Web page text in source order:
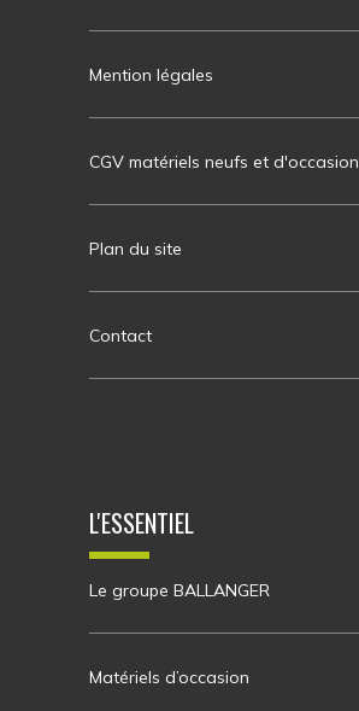
Mention légales
CGV matériels neufs et d'occasion
Plan du site
Contact
L'ESSENTIEL
Le groupe BALLANGER
Matériels d’occasion